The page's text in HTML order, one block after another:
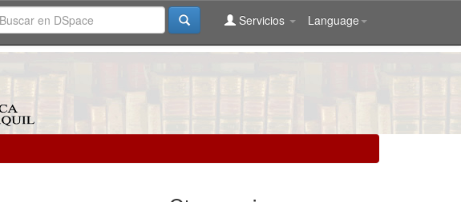
Language
Servicios